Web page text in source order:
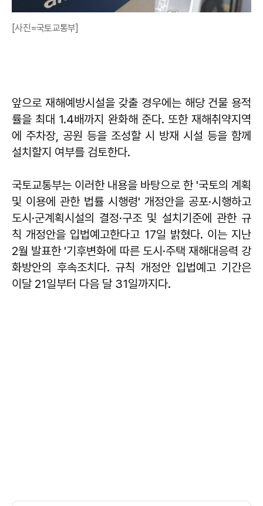
[사진=국토교통부]
앞으로 재해예방시설을 갖출 경우에는 해당 건물 용적
률을 최대 1.4배까지 완화해 준다. 또한 재해취약지역
에 주차장, 공원 등을 조성할 시 방재 시설 등을 함께
설치할지 여부를 검토한다.
국토교통부는 이러한 내용을 바탕으로 한 '국토의 계획
및 이용에 관한 법률 시행령' 개정안을 공포·시행하고
도시·군계획시설의 결정·구조 및 설치기준에 관한 규
칙 개정안을 입법예고한다고 17일 밝혔다. 이는 지난
2월 발표한 '기후변화에 따른 도시·주택 재해대응력 강
화방안의 후속조치다. 규칙 개정안 입법예고 기간은
이달 21일부터 다음 달 31일까지다.